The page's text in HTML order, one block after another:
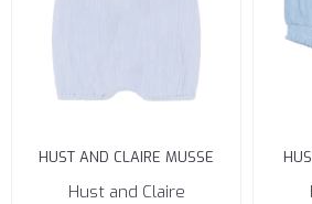
HUST AND CLAIRE MUSSE
SELESHORTS WINTER SKY
Hust and Claire